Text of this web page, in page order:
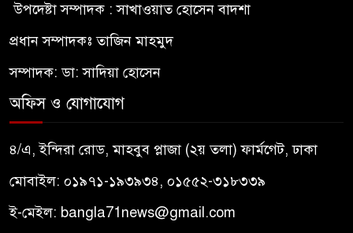
উপদেষ্টা সম্পাদক : সাখাওয়াত হোসেন বাদশা
প্রধান সম্পাদকঃ তাজিন মাহমুদ
সম্পাদক: ডা: সাদিয়া হোসেন
অফিস ও যোগাযোগ
৪/এ, ইন্দিরা রোড, মাহবুব প্লাজা (২য় তলা) ফার্মগেট, ঢাকা
মোবাইল: ০১৯৭১-১৯৩৯৩৪, ০১৫৫২-৩১৮৩৩৯
ই-মেইল: bangla71news@gmail.com